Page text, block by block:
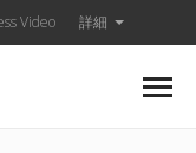
Video 詳細